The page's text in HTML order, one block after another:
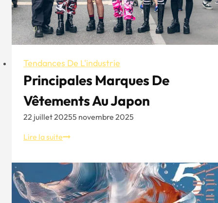
Tendances De L'industrie
Principales Marques De
Vêtements Au Japon
22 juillet 20255 novembre 2025
Lire la suitePrincipales
de
vêtements
au
Japon